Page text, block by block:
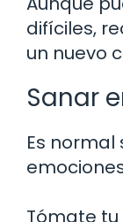
difíciles,
un nuevo
Sanar
Es
Tómate